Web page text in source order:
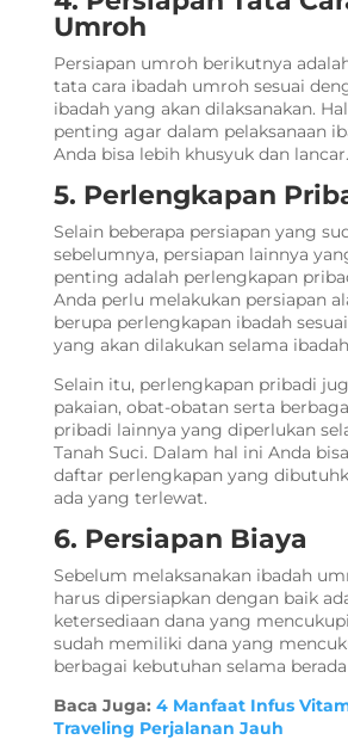
Umroh
Persiapan umroh berikutnya
tata cara ibadah umroh sesuai
ibadah yang akan dilaksanakan.
penting agar dalam pelaksanaan
Anda bisa lebih khusyuk dan lancar.
5. Perlengkapan
Selain beberapa persiapan yang
sebelumnya, persiapan lainnya
penting adalah perlengkapan
Anda perlu melakukan persiapan
berupa perlengkapan ibadah
yang akan dilakukan selama
Selain itu, perlengkapan pribadi
pakaian, obat-obatan serta
pribadi lainnya yang diperlukan
Tanah Suci. Dalam hal ini Anda
daftar perlengkapan yang
ada yang terlewat.
6. Persiapan Biaya
Sebelum melaksanakan ibadah
harus dipersiapkan dengan baik
ketersediaan dana yang
sudah memiliki dana yang
berbagai kebutuhan selama
Baca Juga: 4 Manfaat Infus
Traveling Perjalanan Jauh